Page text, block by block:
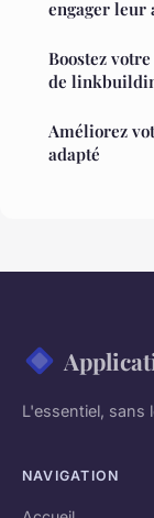
engager leur
Boostez
de
Améliorez
adapté
L'essentiel, sans
NAVIGATION